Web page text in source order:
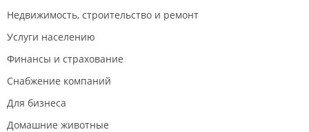
Недвижимость, строительство и ремонт
Услуги населению
Финансы и страхование
Снабжение компаний
Для бизнеса
Домашние животные